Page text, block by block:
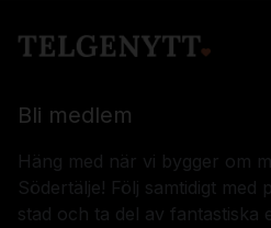
Bli medlem
Häng med när vi bygger om
Södertälje! Följ samtidigt med
stad och ta del av fantastiska